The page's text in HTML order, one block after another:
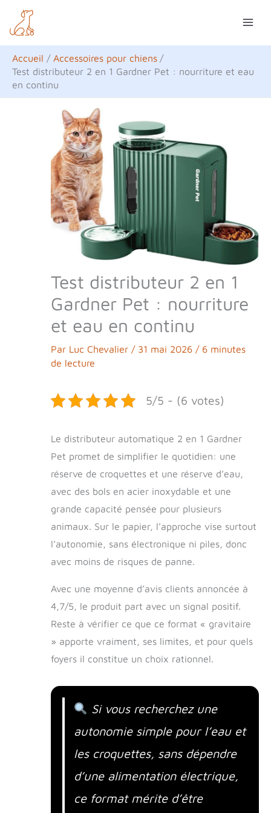
contenu
Accueil
Accessoires pour chiens
Test distributeur 2 en 1 Gardner Pet : nourriture et eau
en continu
Test distributeur 2 en 1
Gardner Pet : nourriture
et eau en continu
Par Luc Chevalier / 31 mai 2026 / 6 minutes
de lecture
5/5 - (6 votes)
Le distributeur automatique 2 en 1 Gardner
Pet promet de simplifier le quotidien: une
réserve de croquettes et une réserve d’eau,
avec des bols en acier inoxydable et une
grande capacité pensée pour plusieurs
animaux. Sur le papier, l’approche vise surtout
l’autonomie, sans électronique ni piles, donc
avec moins de risques de panne.
Avec une moyenne d’avis clients annoncée à
4,7/5, le produit part avec un signal positif.
Reste à vérifier ce que ce format « gravitaire
» apporte vraiment, ses limites, et pour quels
foyers il constitue un choix rationnel.
Si vous recherchez une
autonomie simple pour l’eau et
les croquettes, sans dépendre
d’une alimentation électrique,
ce format mérite d’être
e
c
h
e